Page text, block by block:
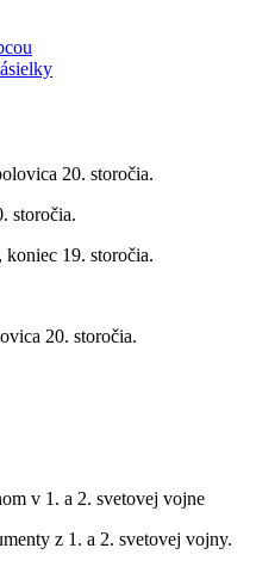
20. storočia.
storočia.
koniec 19. storočia.
20. storočia.
v 1. a 2. svetovej vojne
z 1. a 2. svetovej vojny.